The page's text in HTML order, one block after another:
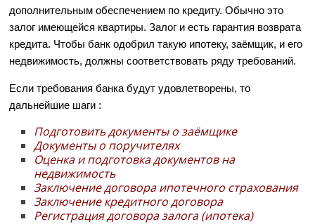
дополнительным обеспечением по кредиту. Обычно это
залог имеющейся квартиры. Залог и есть гарантия возврата
кредита. Чтобы банк одобрил такую ипотеку, заёмщик, и его
недвижимость, должны соответствовать ряду требований.
Если требования банка будут удовлетворены, то
дальнейшие шаги :
Подготовить документы о заёмщике
Документы о поручителях
Оценка и подготовка документов на
недвижимость
Заключение договора ипотечного страхования
Заключение кредитного договора
Регистрация договора залога (ипотека)